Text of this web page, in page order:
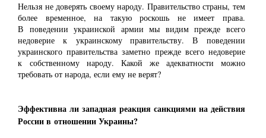
Нельзя не доверять своему народу. Правительство страны, тем
более временное, на такую роскошь не имеет права.
В поведении украинской армии мы видим прежде всего
недоверие к украинскому правительству. В поведении
украинского правительства заметно прежде всего недоверие
к собственному народу. Какой же адекватности можно
требовать от народа, если ему не верят?
Эффективна ли западная реакция санкциями на действия
России в отношении Украины?